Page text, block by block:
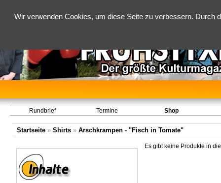
Wir verwenden Cookies, um diese Seite zu verbessern.
Rundbrief Termine Shop
Startseite» Shirts» Arschkrampen - "Fisch in Tomate"
Es gibt keine Produkte in